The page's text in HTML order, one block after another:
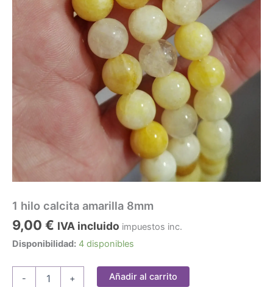
1 hilo calcita amarilla 8mm
9,00 € IVA incluido impuestos inc.
Disponibilidad: 4 disponibles
- + Añadir al carrito